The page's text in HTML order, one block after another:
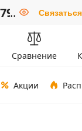
66
..
Сравнение
Акции